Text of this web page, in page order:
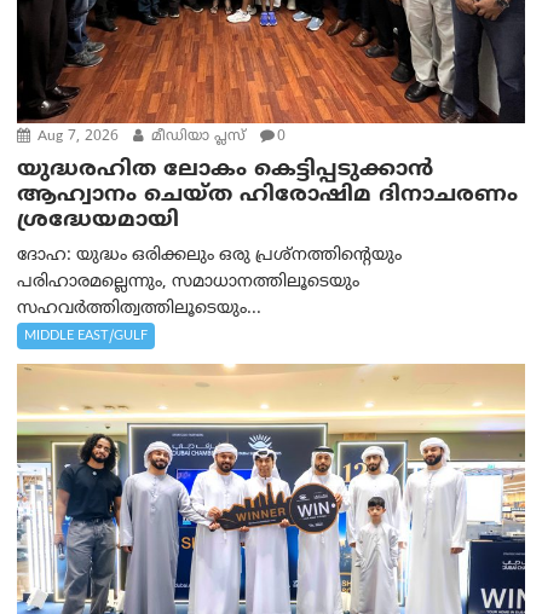
Aug 7, 2026 മീഡിയാ പ്ലസ് 0
യുദ്ധരഹിത ലോകം കെട്ടിപ്പടുക്കാന്‍
ആഹ്വാനം ചെയ്ത ഹിരോഷിമ ദിനാചരണം
ശ്രദ്ധേയമായി
ദോഹ: യുദ്ധം ഒരിക്കലും ഒരു പ്രശ്‌നത്തിന്റെയും
പരിഹാരമല്ലെന്നും, സമാധാനത്തിലൂടെയും
സഹവര്‍ത്തിത്വത്തിലൂടെയും...
MIDDLE EAST/GULF